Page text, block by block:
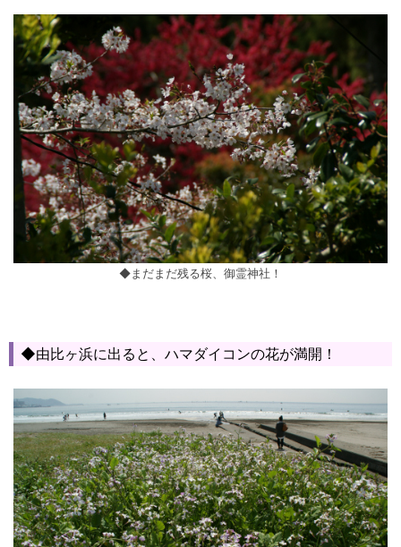
◆まだまだ残る桜、御霊神社！
◆由比ヶ浜に出ると、ハマダイコンの花が満開！